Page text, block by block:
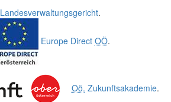
Landesverwaltungsgericht.
Europe Direct OÖ.
Oö. Zukunftsakademie.